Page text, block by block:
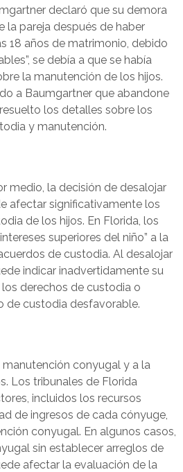
declaró que su demora
la pareja después de haber
18 años de matrimonio, debido
se debía a que se había
la manutención de los hijos.
a Baumgartner que abandone
los detalles sobre los
y manutención.
medio, la decisión de desalojar
afectar significativamente los
de los hijos. En Florida, los
superiores del niño” a la
de custodia. Al desalojar
indicar inadvertidamente su
derechos de custodia o
de custodia desfavorable.
conyugal y a la
Los tribunales de Florida
incluidos los recursos
de ingresos de cada cónyuge,
conyugal. En algunos casos,
sin establecer arreglos de
afectar la evaluación de la